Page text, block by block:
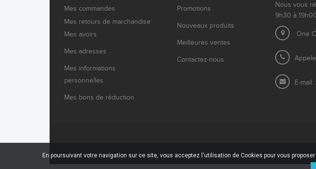
Mes commandes
Mes retours de marchandise
Mes avoirs
Mes adresses
Mes informations
personnelles
Mes bons de réduction
Promotions
Nouveaux produits
Meilleures ventes
Contactez-nous
Nous vous
9h30 à
One
E-mail :
En poursuivant votre navigation sur ce site, vous acceptez l'utilisation de Cookies pour vous